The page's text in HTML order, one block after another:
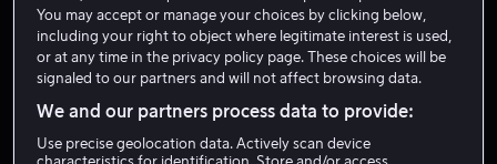
Penguin Bloom
1 t 30 min
You may accept or manage your choices by clicking below,
including your right to object where legitimate interest is used,
or at any time in the privacy policy page. These choices will be
signaled to our partners and will not affect browsing data.
We and our partners process data to provide:
Use precise geolocation data. Actively scan device
characteristics for identification. Store and/or access